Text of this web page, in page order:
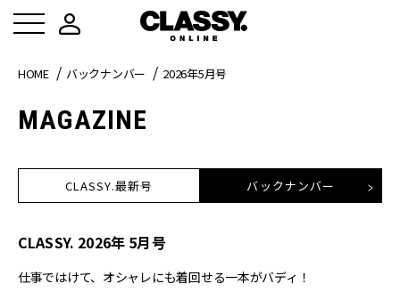
HOME バックナンバー 2026年5月号
MAGAZINE
CLASSY.最新号 バックナンバー
CLASSY. 2026年 5月号
仕事ではけて、オシャレにも着回せる一本がバディ！